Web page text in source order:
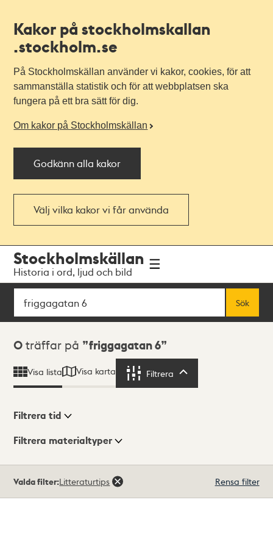
Kakor på stockholmskallan
.stockholm.se
På Stockholmskällan använder vi kakor, cookies, för att
sammanställa statistik och för att webbplatsen ska
fungera på ett bra sätt för dig.
Om kakor på Stockholmskällan
Godkänn alla kakor
Välj vilka kakor vi får använda
navigationen
huvudinnehållet
Stockholmskällan
Historia i ord, ljud och bild
Sök
Sök
Sökresultat
0 träffar på friggagatan 6
Visa lista Visa karta Filtrera
Visningsläge
Filtrera tid
Filtrera materialtyper
träffar
Valda filter:Litteraturtips Rensa filter